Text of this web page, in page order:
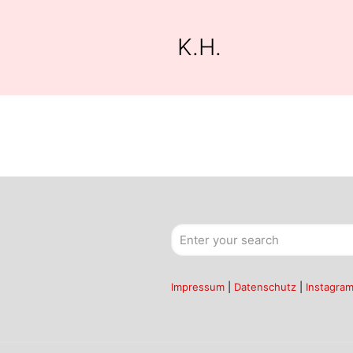
K.H.
Impressum Datenschutz Instagram